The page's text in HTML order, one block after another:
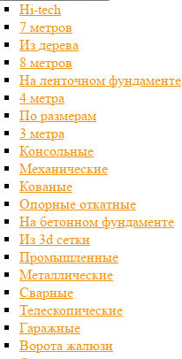
Hi-tech
7 метров
Из дерева
8 метров
На ленточном фундаменте
4 метра
По размерам
3 метра
Консольные
Механические
Кованые
Опорные откатные
На бетонном фундаменте
Из 3d сетки
Промышленные
Металлические
Сварные
Телескопические
Гаражные
Ворота жалюзи